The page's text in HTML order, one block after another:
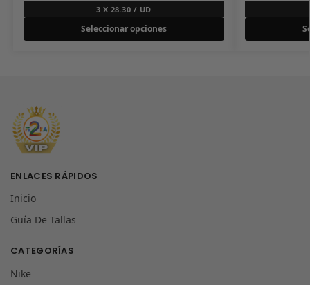
3 X 28.30 / UD
Seleccionar opciones
ENLACES RÁPIDOS
Inicio
Guía De Tallas
CATEGORÍAS
Nike